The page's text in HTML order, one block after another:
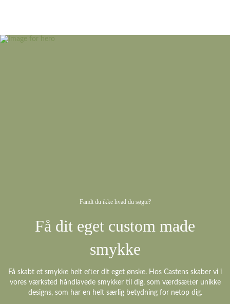
Fandt du ikke hvad du søgte?
Få dit eget custom made
smykke
Få skabt et smykke helt efter dit eget ønske. Hos Castens skaber vi i
vores værksted håndlavede smykker til dig, som værdsætter unikke
designs, som har en helt særlig betydning for netop dig.